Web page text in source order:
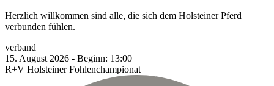
Herzlich willkommen sind alle, die sich dem Holsteiner Pferd
verbunden fühlen.
verband
15. August 2026 - Beginn: 13:00
R+V Holsteiner Fohlenchampionat